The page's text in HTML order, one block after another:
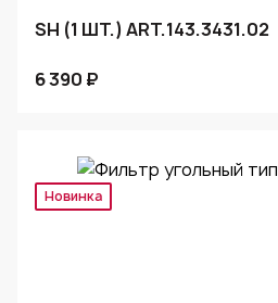
SH (1 ШТ.) ART.143.3431.02
6 390 ₽
Новинка